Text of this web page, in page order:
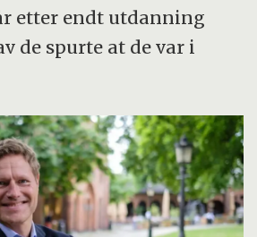
etter endt utdanning
de spurte at de var i